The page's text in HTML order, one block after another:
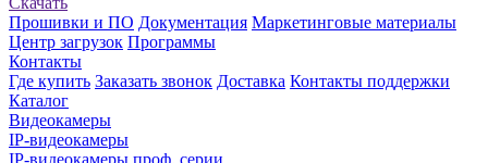
Прошивки и ПО Документация Маркетинговые материалы
Центр загрузок Программы
Контакты
Где купить Заказать звонок Доставка Контакты поддержки
Каталог
Видеокамеры
IP-видеокамеры
IP-видеокамеры проф. серии